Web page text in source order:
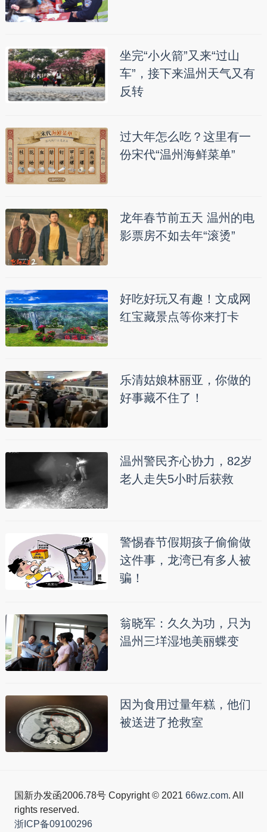
坐完“小火箭”又来“过山
车”，接下来温州天气又有
反转
过大年怎么吃？这里有一
份宋代“温州海鲜菜单”
龙年春节前五天 温州的电
影票房不如去年“滚烫”
好吃好玩又有趣！文成网
红宝藏景点等你来打卡
乐清姑娘林丽亚，你做的
好事藏不住了！
温州警民齐心协力，82岁
老人走失5小时后获救
警惕春节假期孩子偷偷做
这件事，龙湾已有多人被
骗！
翁晓军：久久为功，只为
温州三垟湿地美丽蝶变
因为食用过量年糕，他们
被送进了抢救室
国新办发函2006.78号 Copyright © 2021 66wz.com. All
rights reserved.
浙ICP备09100296